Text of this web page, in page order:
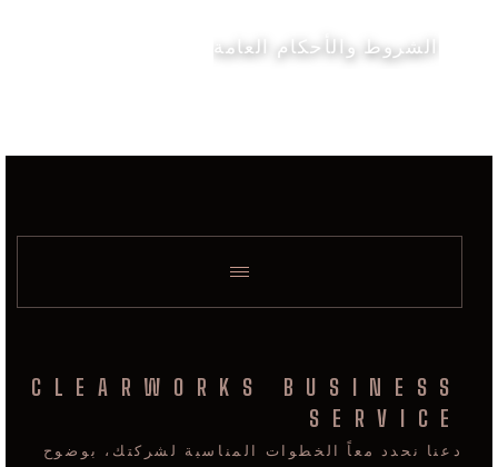
الشروط والأحكام العامة
CLEARWORKS BUSINESS
SERVICE
دعنا نحدد معاً الخطوات المناسبة لشركتك، بوضوح